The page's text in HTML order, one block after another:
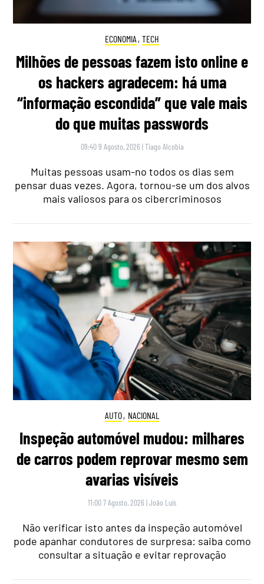
ECONOMIA , TECH
Milhões de pessoas fazem isto online e
os hackers agradecem: há uma
“informação escondida” que vale mais
do que muitas passwords
09:40 9 Agosto, 2026 |Tiago Alcobia
Muitas pessoas usam-no todos os dias sem
pensar duas vezes. Agora, tornou-se um dos alvos
mais valiosos para os cibercriminosos
AUTO, NACIONAL
Inspeção automóvel mudou: milhares
de carros podem reprovar mesmo sem
avarias visíveis
11:00 7 Agosto, 2026 |João Luís
Não verificar isto antes da inspeção automóvel
pode apanhar condutores de surpresa: saiba como
consultar a situação e evitar reprovação